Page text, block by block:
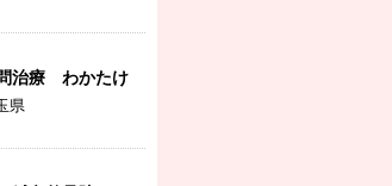
治療 わかたけ
県